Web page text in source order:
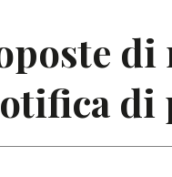
di
di